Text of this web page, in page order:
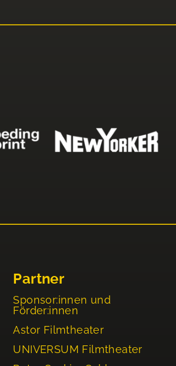
Partner
Sponsor:innen und
Förder:innen
Astor Filmtheater
UNIVERSUM Filmtheater